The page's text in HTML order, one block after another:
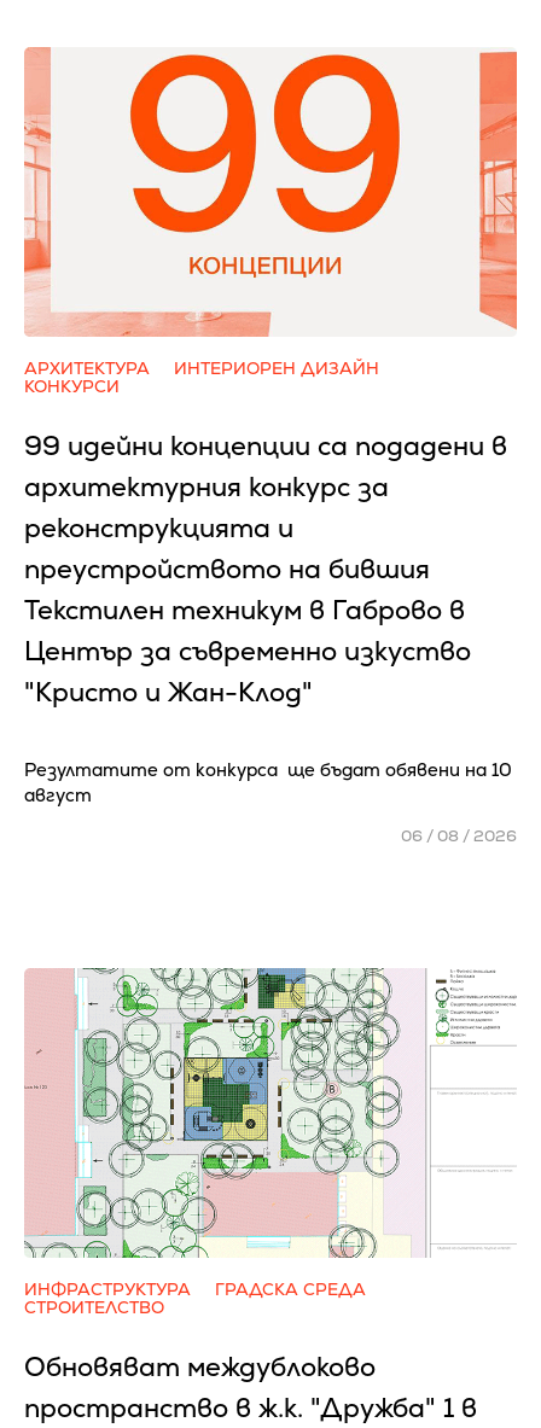
АРХИТЕКТУРА
ИНТЕРИОРЕН ДИЗАЙН
КОНКУРСИ
99 идейни концепции са подадени в
архитектурния конкурс за
реконструкцията и
преустройството на бившия
Текстилен техникум в Габрово в
Център за съвременно изкуство
"Кристо и Жан-Клод"
Резултатите от конкурса ще бъдат обявени на 10
август
06 / 08 / 2026
ИНФРАСТРУКТУРА
ГРАДСКА СРЕДА
СТРОИТЕЛСТВО
Обновяват междублоково
пространство в ж.к. "Дружба" 1 в